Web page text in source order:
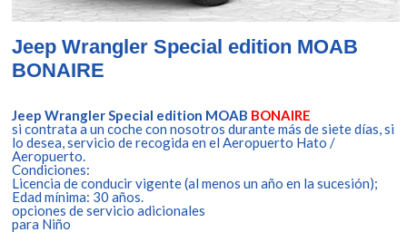
Jeep Wrangler Special edition MOAB
BONAIRE
Jeep Wrangler Special edition MOAB BONAIRE
si contrata a un coche con nosotros durante más de siete días, si
lo desea, servicio de recogida en el Aeropuerto Hato /
Aeropuerto.
Condiciones:
Licencia de conducir vigente (al menos un año en la sucesión);
Edad mínima: 30 años.
opciones de servicio adicionales
para Niño